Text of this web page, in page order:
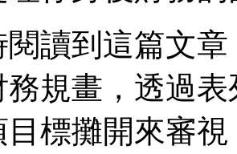
閱讀到這篇文
務規畫，透過
目標攤開來審